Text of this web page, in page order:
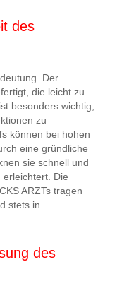
des
Der
die leicht zu
besonders wichtig,
zu
können bei hohen
eine gründliche
sie schnell und
erleichtert. Die
ARZTs tragen
stets in
des